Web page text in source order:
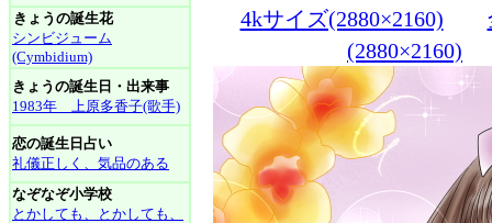
きょうの誕生花
シンビジューム
(Cymbidium)
きょうの誕生日・出来事
1983年 上原多香子(歌手)
恋の誕生日占い
礼儀正しく、気品のある
なぞなぞ小学校
とかしても、とかしても、
4kサイズ(2880×2160)
(2880×2160)